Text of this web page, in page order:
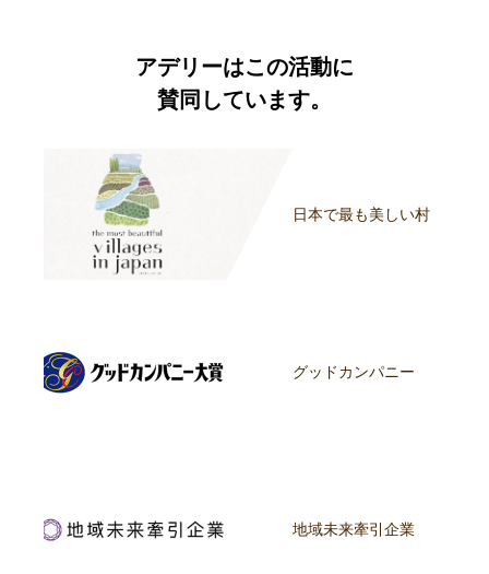
アデリーはこの活動に
賛同しています。
日本で最も美しい村
グッドカンパニー
地域未来牽引企業